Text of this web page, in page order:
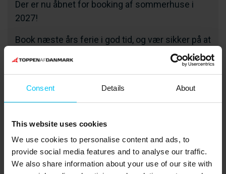
Consent Details About
This website uses cookies
We use cookies to personalise content and ads, to
provide social media features and to analyse our traffic.
We also share information about your use of our site with
Der er nu åbnet for booking af sommerhuse i
2027!
Book næste års ferie i god tid, og vær sikker på at
få fat i dit favorit sommerhus. Du kan tage på
sommerhusferie hele året rundt - og jo tidligere
præcis det sommerhus, der passer til dine
Find sommerhuset til 2027